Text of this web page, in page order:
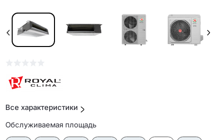
Все характеристики
Обслуживаемая площадь